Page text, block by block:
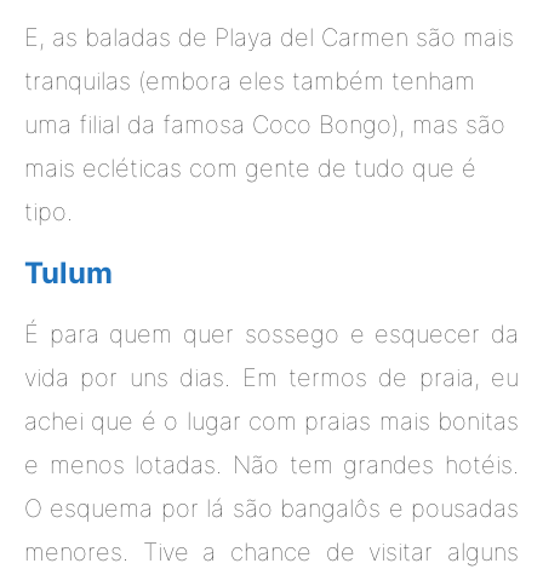
E, as baladas de Playa del Carmen são mais
tranquilas (embora eles também tenham
uma filial da famosa Coco Bongo), mas são
mais ecléticas com gente de tudo que é
tipo.
Tulum
É para quem quer sossego e esquecer da
vida por uns dias. Em termos de praia, eu
achei que é o lugar com praias mais bonitas
e menos lotadas. Não tem grandes hotéis.
O esquema por lá são bangalôs e pousadas
menores. Tive a chance de visitar alguns